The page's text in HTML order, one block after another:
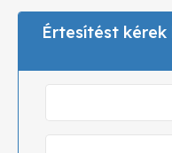
Értesítést